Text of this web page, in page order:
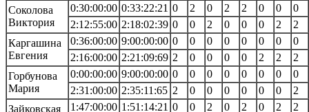
Соколова
Виктория
0:30:00:00 0:33:22:21 0 2 0 2 2 0 0
0
2:12:55:00 2:18:02:39 0 0 2 0 0 0 2
2
Каргашина
Евгения
0:36:00:00 9:00:00:00 0 0 0 0 0 0 0
0
2:16:00:00 2:21:09:69 2 0 0 0 0 2 2
2
Горбунова
Мария
0:00:00:00 9:00:00:00 0 0 0 0 0 0 0
0
2:31:00:00 2:35:11:65 2 0 0 0 0 0 0
2
Зайковская
1:47:00:00 1:51:14:21 0 0 2 0 2 0 2
2